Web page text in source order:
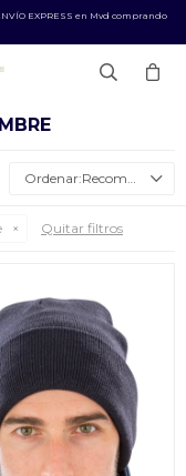
EXPRESS en Mvd comprando
Recomendados
Quitar filtros